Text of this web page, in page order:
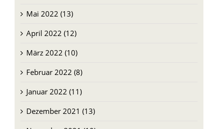
Mai 2022 (13)
April 2022 (12)
März 2022 (10)
Februar 2022 (8)
Januar 2022 (11)
Dezember 2021 (13)